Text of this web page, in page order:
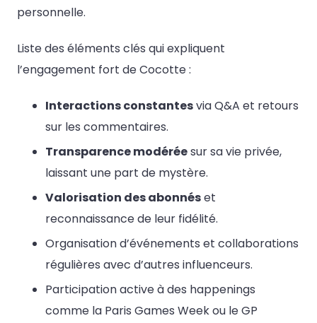
personnelle.
Liste des éléments clés qui expliquent
l’engagement fort de Cocotte :
Interactions constantesvia Q&A et retours
sur les commentaires.
Transparence modéréesur sa vie privée,
laissant une part de mystère.
Valorisation des abonnéset
reconnaissance de leur fidélité.
Organisation d’événements et collaborations
régulières avec d’autres influenceurs.
Participation active à des happenings
comme la Paris Games Week ou le GP